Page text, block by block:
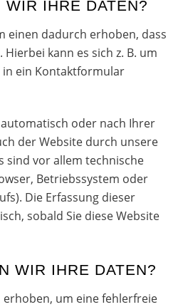
IHRE DATEN?
einen dadurch erhoben, dass
kann es sich z. B. um
in ein Kontaktformular
oder nach Ihrer
der Website durch unsere
sind vor allem technische
Betriebssystem oder
Die Erfassung dieser
sobald Sie diese Website
WIR IHRE DATEN?
erhoben, um eine fehlerfreie